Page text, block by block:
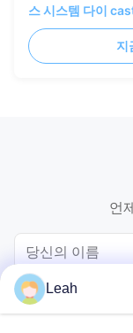
스 시스템 다이
500×500/
지
언
Leah